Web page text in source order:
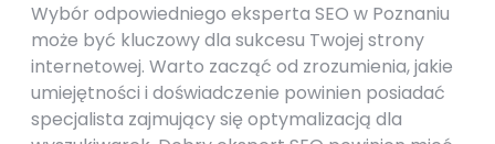
Wybór odpowiedniego eksperta SEO w Poznaniu
może być kluczowy dla sukcesu Twojej strony
internetowej. Warto zacząć od zrozumienia, jakie
umiejętności i doświadczenie powinien posiadać
specjalista zajmujący się optymalizacją dla